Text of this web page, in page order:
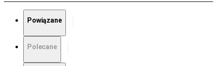
Powiązane
Polecane